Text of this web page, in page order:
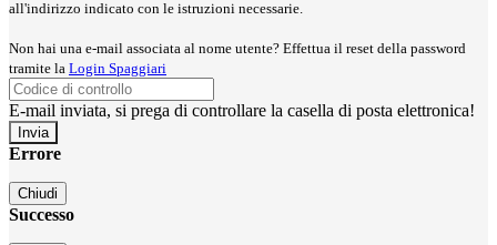
all'indirizzo indicato con le istruzioni necessarie.
Non hai una e-mail associata al nome utente? Effettua il reset della password
tramite la Login Spaggiari
E-mail inviata, si prega di controllare la casella di posta elettronica!
Errore
Chiudi
Successo